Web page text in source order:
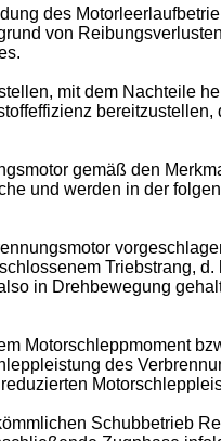
des
von
mit dem Nachteile
gemäß den
und werden in der
Triebstrang,
in Drehbewegung
Motorschleppmoment
des
Schubbetrieb